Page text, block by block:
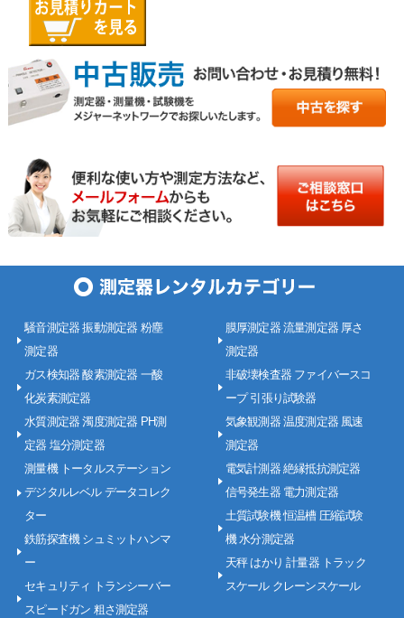
騒音測定器 振動測定器 粉塵
測定器
ガス検知器 酸素測定器 一酸
化炭素測定器
水質測定器 濁度測定器 PH測
定器 塩分測定器
測量機 トータルステーション
デジタルレベル データコレク
ター
鉄筋探査機 シュミットハンマ
ー
セキュリティ トランシーバー
スピードガン 粗さ測定器
膜厚測定器 流量測定器 厚さ
測定器
非破壊検査器 ファイバースコ
ープ 引張り試験器
気象観測器 温度測定器 風速
測定器
電気計測器 絶縁抵抗測定器
信号発生器 電力測定器
土質試験機 恒温槽 圧縮試験
機 水分測定器
天秤 はかり 計量器 トラック
スケール クレーンスケール